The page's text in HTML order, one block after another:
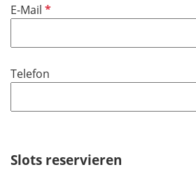
e
d
E-Mail P
c
t
l
Telefon
Slots reservieren